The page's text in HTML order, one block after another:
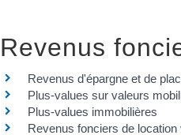
Revenus
Revenus d'épargne et de
Plus-values sur valeurs
Plus-values immobilières
Revenus fonciers de location